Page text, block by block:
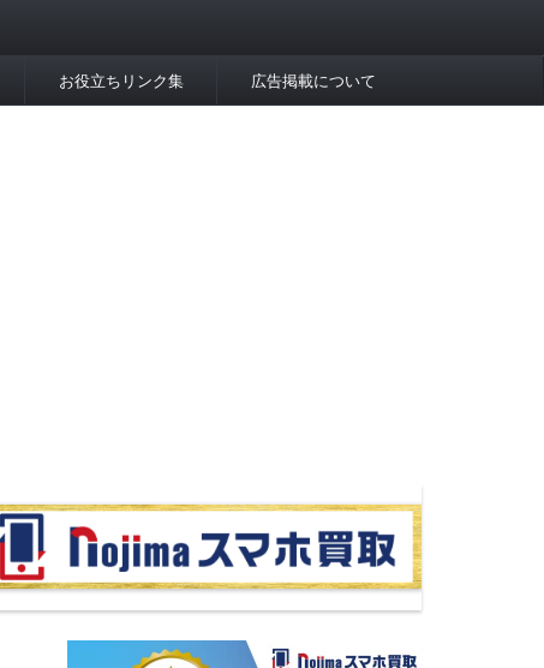
お役立ちリンク集 広告掲載について